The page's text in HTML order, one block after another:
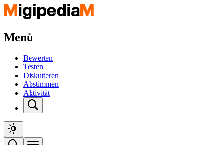
Menü
Bewerten
Testen
Diskutieren
Abstimmen
Aktivität